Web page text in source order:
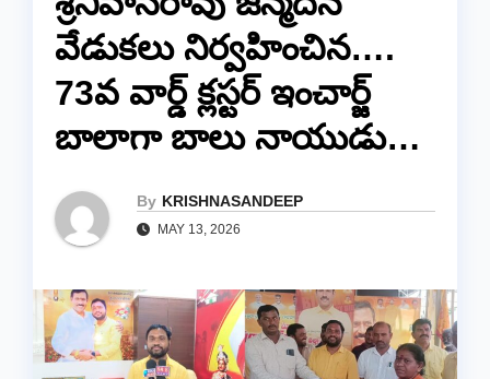
వేడుకలు నిర్వహించిన….
73వ వార్డ్ క్లస్టర్ ఇంచార్జ్
బాలాగా బాలు నాయుడు…
By KRISHNASANDEEP
MAY 13, 2026